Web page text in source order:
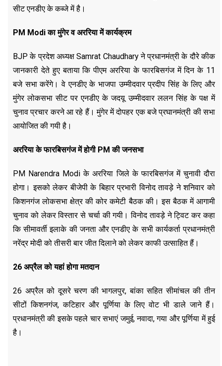
सीट एनडीए के कब्जे में है।
PM Modi का मुंगेर व अररिया में कार्यक्रम
BJP के प्रदेश अध्यक्ष Samrat Chaudhary ने प्रधानमंत्री के दौरे कीक
जानकारी देते हुए बताया कि पीएम अररिया के फारबिसगंज में दिन के 11
बजे सभा करेंगे। वे एनडीए के भाजपा उम्मीदवार प्रदीप सिंह के लिए और
मुंगेर लोकसभा सीट पर एनडीए के जदयू उम्मीदवार ललन सिंह के पक्ष में
चुनाव प्रचार करने आ रहे हैं। मुंगेर में दोपहर एक बजे प्रघानमंत्री की सभा
आयोजित की गयी है।
अररिया के फारबिसगंज में होगी PM की जनसभा
PM Narendra Modi के अररिया जिले के फारबिसगंज में चुनावी दौरा
होगा। इसको लेकर बीजेपी के बिहार प्रभारी विनोद तावड़े ने शनिवार को
किशनगंज लोकसभा क्षेत्र की कोर कमेटी बैठक की। इस बैठक में आगामी
चुनाव को लेकर विस्तार से चर्चा की गयी। विनोद तावड़े ने ट्विट कर कहा
कि सीमावर्ती इलाके की जनता और एनडीए के सभी कार्यकर्ता प्रधानमंत्री
नरेंद्र मोदी को तीसरी बार जीत दिलाने को लेकर काफी उत्साहित हैं।
26 अप्रैल को यहां होगा मतदान
26 अप्रैल को दूसरे चरण की भागलपुर, बांका सहित सीमांचल की तीन
सीटों किशनगंज, कटिहार और पूर्णिया के लिए वोट भी डाले जाने हैं।
प्रधानमंत्री की इसके पहले चार सभाएं जमुई, नवादा, गया और पूर्णिया में हुई
है।